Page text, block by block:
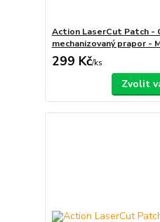
Action LaserCut Patch -
mechanizovaný prapor -
299 Kč/ks
Zvolit